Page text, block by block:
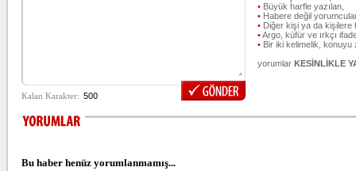
• Büyük harfle yazılan,
• Habere değil
• Diğer kişi ya da kişilere
•Argo, küfür ve ırkçı
• Bir iki kelimelik, konuyu
yorumlar KESİNLİKLE
Bu haber henüz yorumlanmamış...